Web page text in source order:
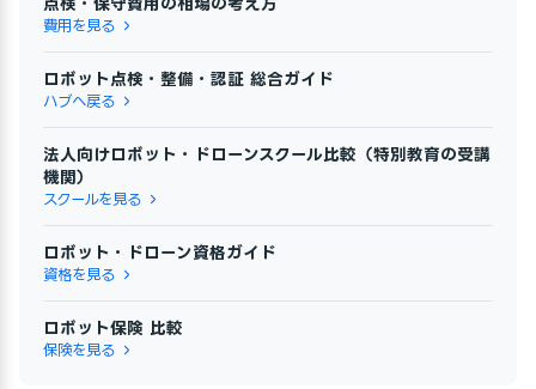
費用を見る
ロボット点検・整備・認証 総合ガイド
ハブへ戻る
法人向けロボット・ドローンスクール比較（特別教育の受講
機関）
スクールを見る
ロボット・ドローン資格ガイド
資格を見る
ロボット保険 比較
保険を見る